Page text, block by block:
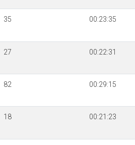
35 00:23:35
27 00:22:31
82 00:29:15
18 00:21:23